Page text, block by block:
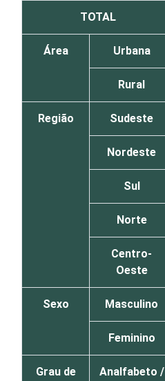
TOTAL
Área Urbana
Rural
Região Sudeste
Nordeste
Sul
Norte
Centro-
Oeste
Sexo Masculino
Feminino
Grau de
Analfabeto /